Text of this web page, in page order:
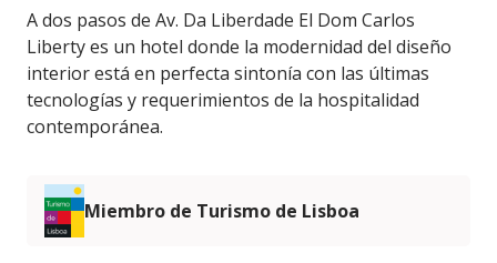
A dos pasos de Av. Da Liberdade El Dom Carlos
Liberty es un hotel donde la modernidad del diseño
interior está en perfecta sintonía con las últimas
tecnologías y requerimientos de la hospitalidad
contemporánea.
Miembro de Turismo de Lisboa